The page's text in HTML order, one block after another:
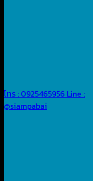
โทร : 0925465956 Line :
@siampabai